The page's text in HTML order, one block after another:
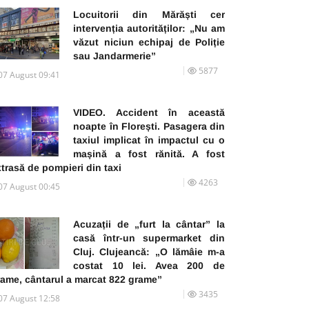
Locuitorii din Mărăști cer
intervenția autorităților: „Nu am
văzut niciun echipaj de Poliție
sau Jandarmerie”
August 09:41 5877
VIDEO. Accident în această
noapte în Florești. Pasagera din
taxiul implicat în impactul cu o
mașină a fost rănită. A fost
de pompieri din taxi
August 00:45 4263
Acuzații de „furt la cântar” la
casă într-un supermarket din
Cluj. Clujeancă: „O lămâie m-a
costat 10 lei. Avea 200 de
cântarul a marcat 822 grame”
August 12:58 3435